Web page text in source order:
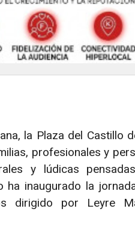
la Plaza del Castillo
profesionales y
y lúdicas
ha inaugurado la
dirigido por Leyre